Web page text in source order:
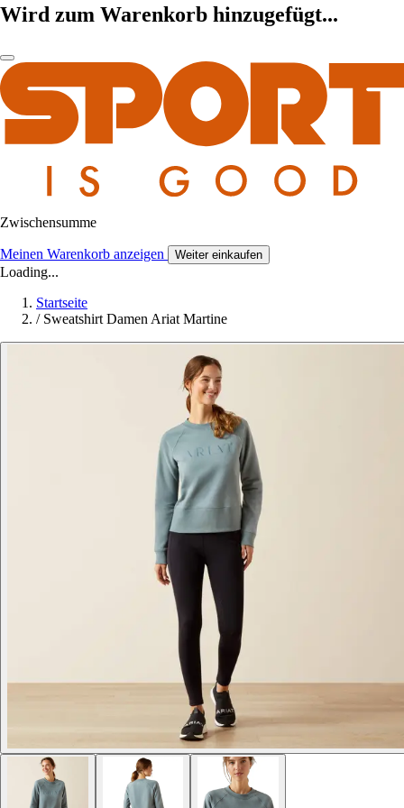
Wird zum Warenkorb hinzugefügt...
Zwischensumme
Meinen Warenkorb anzeigen Weiter einkaufen
Loading...
Startseite
/ Sweatshirt Damen Ariat Martine